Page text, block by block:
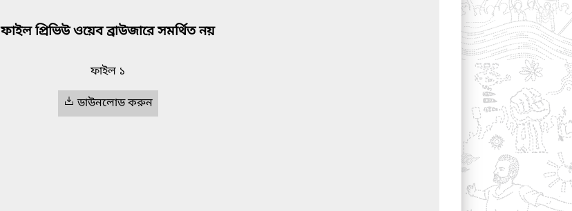
ফাইল প্রিভিউ ওয়েব ব্রাউজারে সমর্থিত নয়
ফাইল ১
ডাউনলোড করুন